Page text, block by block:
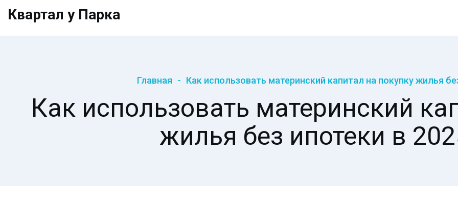
Квартал у Парка
Главная Как использовать материнский капитал на покупку жилья
Как использовать материнский
жилья без ипотеки в